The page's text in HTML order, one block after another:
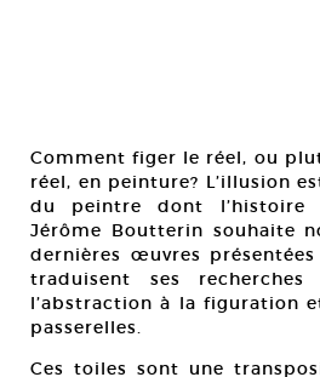
Comment figer le réel, ou
réel, en peinture? L’illusion
du peintre dont l’histoire
Jérôme Boutterin souhaite
dernières œuvres
traduisent ses
l’abstraction à la figuration
passerelles.
Ces toiles sont une